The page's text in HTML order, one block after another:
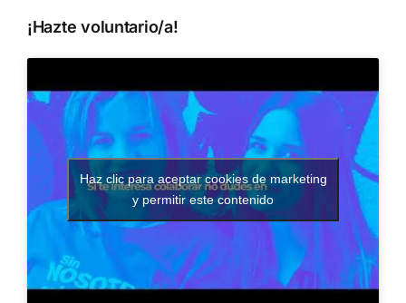
¡Hazte voluntario/a!
Haz clic para aceptar cookies de marketing
y permitir este contenido